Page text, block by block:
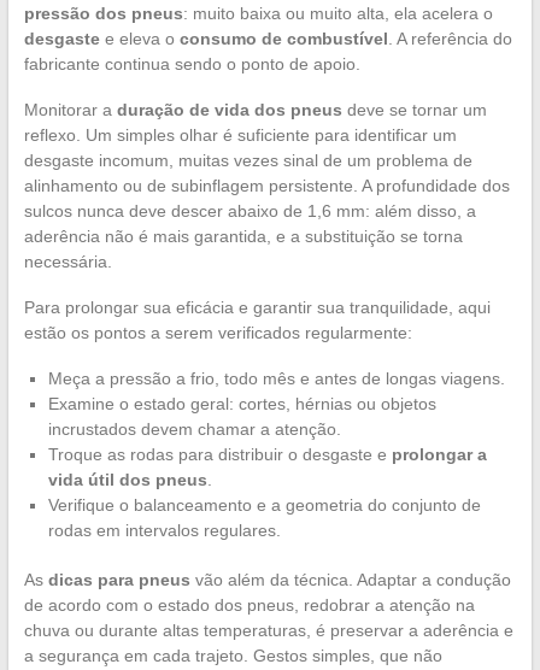
pressão dos pneus: muito baixa ou muito alta, ela acelera o
desgastee eleva o consumo de combustível . A referência do
fabricante continua sendo o ponto de apoio.
Monitorar a duração de vida dos pneus deve se tornar um
reflexo. Um simples olhar é suficiente para identificar um
desgaste incomum, muitas vezes sinal de um problema de
alinhamento ou de subinflagem persistente. A profundidade dos
sulcos nunca deve descer abaixo de 1,6 mm: além disso, a
aderência não é mais garantida, e a substituição se torna
necessária.
Para prolongar sua eficácia e garantir sua tranquilidade, aqui
estão os pontos a serem verificados regularmente:
Meça a pressão a frio, todo mês e antes de longas viagens.
Examine o estado geral: cortes, hérnias ou objetos
incrustados devem chamar a atenção.
Troque as rodas para distribuir o desgaste e prolongar a
vida útil dos pneus
Verifique o balanceamento e a geometria do conjunto de
rodas em intervalos regulares.
As dicas para pneus vão além da técnica. Adaptar a condução
de acordo com o estado dos pneus, redobrar a atenção na
chuva ou durante altas temperaturas, é preservar a aderência e
a segurança em cada trajeto. Gestos simples, que não